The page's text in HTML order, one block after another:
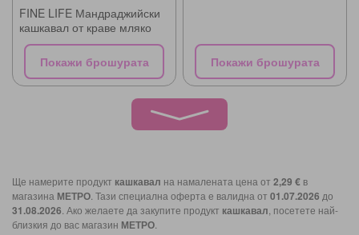
FINE LIFE Мандраджийски
кашкавал от краве мляко
Покажи брошурата Покажи брошурата
Ще намерите продукт кашкавал на намалената цена от 2,29 € в
магазина МЕТРО . Тази специална оферта е валидна от 01.07.2026 до
31.08.2026 . Ако желаете да закупите продукт кашкавал , посетете най-
близкия до вас магазин МЕТРО